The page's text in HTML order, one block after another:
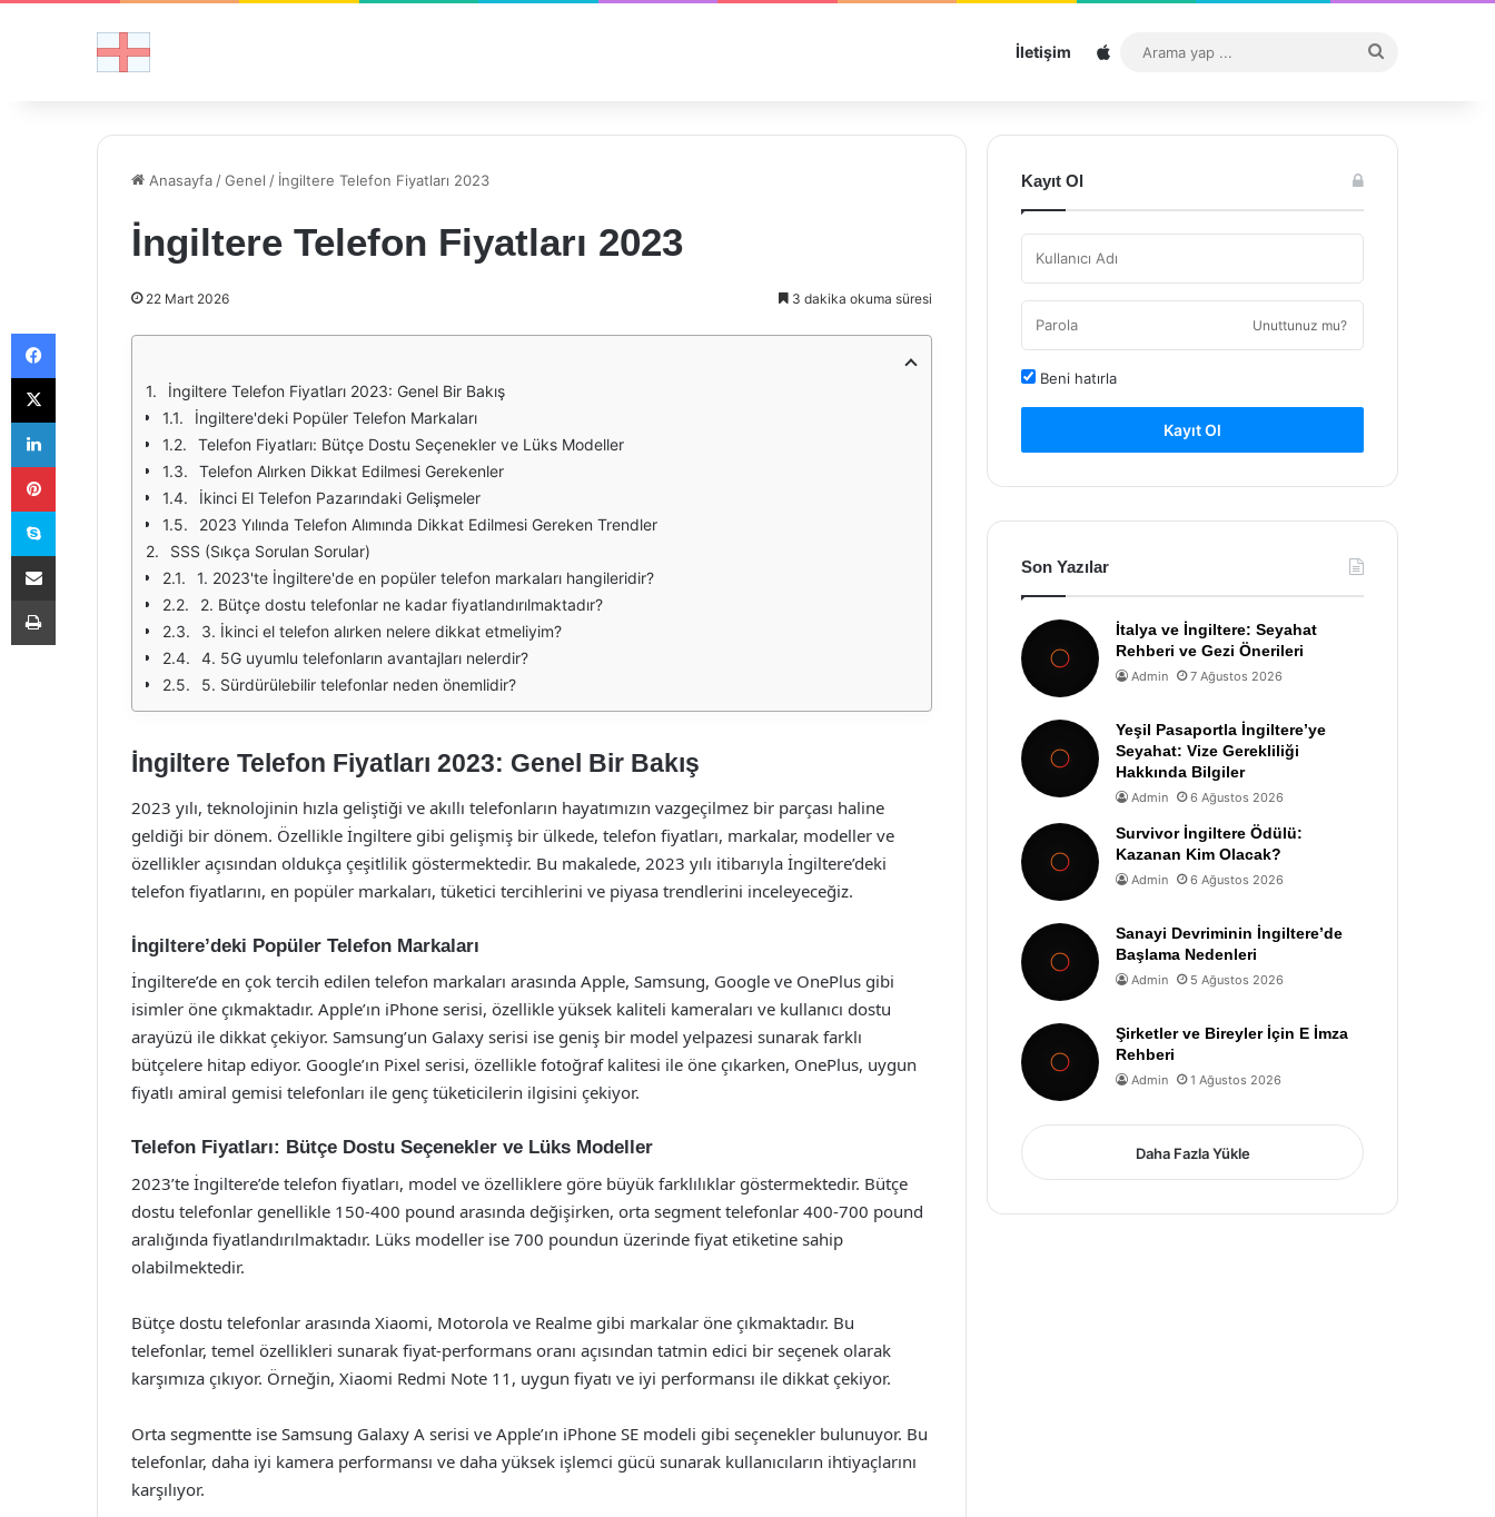
İletişim Sitemap
...
Anasayfa /Genel / İngiltere Telefon Fiyatları 2023
İngiltere Telefon Fiyatları 2023
22 Mart 2026 3 dakika okuma süresi
İngiltere Telefon Fiyatları 2023: Genel Bir Bakış
İngiltere'deki Popüler Telefon Markaları
Telefon Fiyatları: Bütçe Dostu Seçenekler ve Lüks Modeller
Telefon Alırken Dikkat Edilmesi Gerekenler
İkinci El Telefon Pazarındaki Gelişmeler
2023 Yılında Telefon Alımında Dikkat Edilmesi Gereken Trendler
SSS (Sıkça Sorulan Sorular)
1. 2023'te İngiltere'de en popüler telefon markaları hangileridir?
2. Bütçe dostu telefonlar ne kadar fiyatlandırılmaktadır?
3. İkinci el telefon alırken nelere dikkat etmeliyim?
4. 5G uyumlu telefonların avantajları nelerdir?
5. Sürdürülebilir telefonlar neden önemlidir?
İngiltere Telefon Fiyatları 2023: Genel Bir Bakış
2023 yılı, teknolojinin hızla geliştiği ve akıllı telefonların hayatımızın vazgeçilmez bir parçası haline
geldiği bir dönem. Özellikle İngiltere gibi gelişmiş bir ülkede, telefon fiyatları, markalar, modeller ve
özellikler açısından oldukça çeşitlilik göstermektedir. Bu makalede, 2023 yılı itibarıyla İngiltere’deki
telefon fiyatlarını, en popüler markaları, tüketici tercihlerini ve piyasa trendlerini inceleyeceğiz.
İngiltere’deki Popüler Telefon Markaları
İngiltere’de en çok tercih edilen telefon markaları arasında Apple, Samsung, Google ve OnePlus gibi
isimler öne çıkmaktadır. Apple’ın iPhone serisi, özellikle yüksek kaliteli kameraları ve kullanıcı dostu
arayüzü ile dikkat çekiyor. Samsung’un Galaxy serisi ise geniş bir model yelpazesi sunarak farklı
bütçelere hitap ediyor. Google’ın Pixel serisi, özellikle fotoğraf kalitesi ile öne çıkarken, OnePlus, uygun
fiyatlı amiral gemisi telefonları ile genç tüketicilerin ilgisini çekiyor.
Telefon Fiyatları: Bütçe Dostu Seçenekler ve Lüks Modeller
2023’te İngiltere’de telefon fiyatları, model ve özelliklere göre büyük farklılıklar göstermektedir. Bütçe
dostu telefonlar genellikle 150-400 pound arasında değişirken, orta segment telefonlar 400-700 pound
aralığında fiyatlandırılmaktadır. Lüks modeller ise 700 poundun üzerinde fiyat etiketine sahip
olabilmektedir.
Bütçe dostu telefonlar arasında Xiaomi, Motorola ve Realme gibi markalar öne çıkmaktadır. Bu
telefonlar, temel özellikleri sunarak fiyat-performans oranı açısından tatmin edici bir seçenek olarak
karşımıza çıkıyor. Örneğin, Xiaomi Redmi Note 11, uygun fiyatı ve iyi performansı ile dikkat çekiyor.
Orta segmentte ise Samsung Galaxy A serisi ve Apple’ın iPhone SE modeli gibi seçenekler bulunuyor. Bu
telefonlar, daha iyi kamera performansı ve daha yüksek işlemci gücü sunarak kullanıcıların ihtiyaçlarını
karşılıyor.
Kayıt Ol
Unuttunuz mu?
Beni hatırla
Kayıt Ol
Son Yazılar
İtalya ve İngiltere: Seyahat
Rehberi ve Gezi Önerileri
Admin 7 Ağustos 2026
Yeşil Pasaportla İngiltere’ye
Seyahat: Vize Gerekliliği
Hakkında Bilgiler
Admin 6 Ağustos 2026
Survivor İngiltere Ödülü:
Kazanan Kim Olacak?
Admin 6 Ağustos 2026
Sanayi Devriminin İngiltere’de
Başlama Nedenleri
Admin 5 Ağustos 2026
Şirketler ve Bireyler İçin E İmza
Rehberi
Admin 1 Ağustos 2026
Daha Fazla Yükle
Facebook
X
LinkedIn
Pinterest
Skype
E-Posta ile paylaş